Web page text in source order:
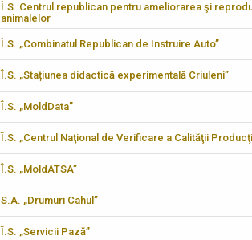
Î.S. Centrul republican pentru ameliorarea şi
animalelor
Î.S. „Combinatul Republican de Instruire Auto”
Î.S. „Stațiunea didactică experimentală Criuleni”
Î.S. „MoldData”
Î.S. „Centrul Naţional de Verificare a Calităţii
Î.S. „MoldATSA”
S.A. „Drumuri Cahul”
Î.S. „Servicii Pază”